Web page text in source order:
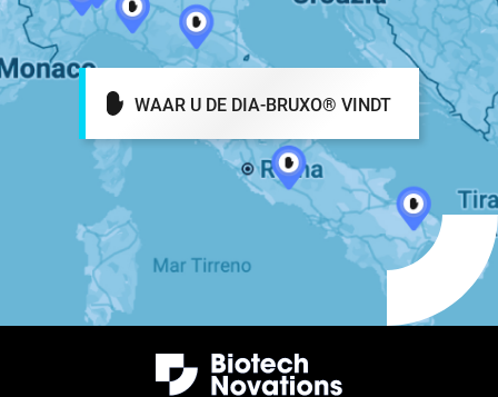
WAAR U DE DIA-BRUXO® VINDT